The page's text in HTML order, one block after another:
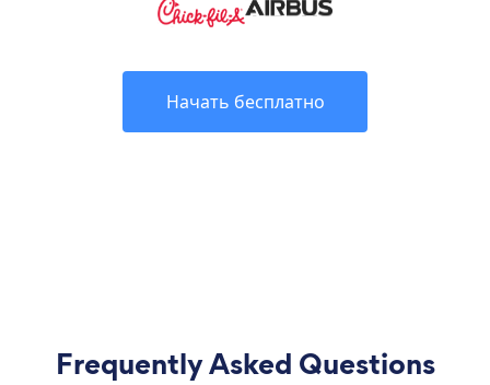
Начать бесплатно
Frequently Asked Questions